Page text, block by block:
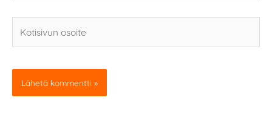
osoite